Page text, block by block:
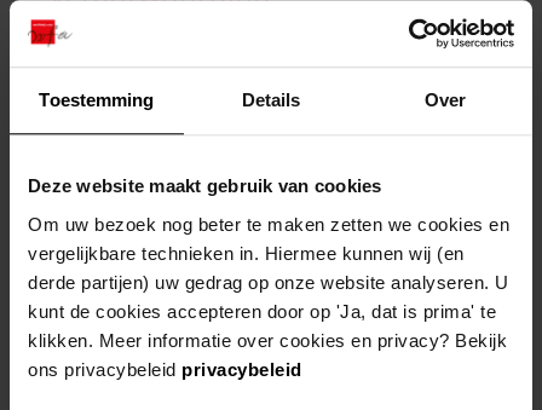
Toestemming Details Over
Deze website maakt gebruik van cookies
Om uw bezoek nog beter te maken zetten we cookies en
vergelijkbare technieken in. Hiermee kunnen wij (en
derde partijen) uw gedrag op onze website analyseren. U
kunt de cookies accepteren door op 'Ja, dat is prima' te
klikken. Meer informatie over cookies en privacy? Bekijk
ons privacybeleid privacybeleid
bouwvergunningen
omgevingsvergunningen
vergunningen
uitleg nodig?
Wij helpen u op weg met een aantal zoektips.
bekijk alle zoektips
Wij helpen u op weg met een aantal zoektips.
bekijk alle zoektips
bekijk ons geschiedenislokaal
advisering en toezicht
beleidsplan
gemeenschappelijke regeling
publiek jaarverslag
steun het archief
U kunt ook Vriend worden en het Westfries
Archief steunen.
meer weten
zoektips
Door een fout tijdens het verwerken van deze pagina is het niet
404- Not Found
Mogelijk kunt u deze pagina niet bezoeken door:
een verouderde bladwijzer/favoriet